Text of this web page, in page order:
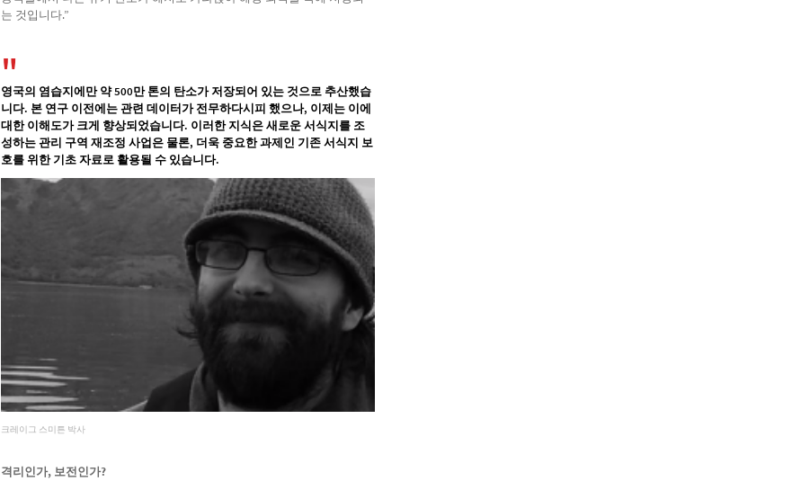
는 것입니다.”
영국의 염습지에만 약 500만 톤의 탄소가 저장되어 있는 것으로 추산했습
니다. 본 연구 이전에는 관련 데이터가 전무하다시피 했으나, 이제는 이에
대한 이해도가 크게 향상되었습니다. 이러한 지식은 새로운 서식지를 조
성하는 관리 구역 재조정 사업은 물론, 더욱 중요한 과제인 기존 서식지 보
호를 위한 기초 자료로 활용될 수 있습니다.
크레이그 스미튼 박사
격리인가, 보전인가?